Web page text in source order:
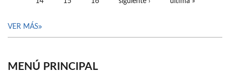
VER MÁS
MENÚ PRINCIPAL